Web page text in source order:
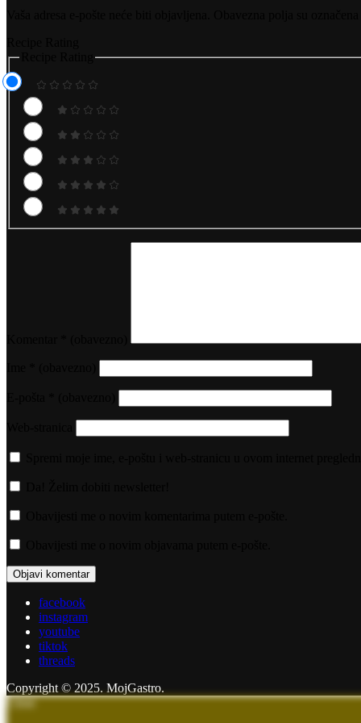
facebook
instagram
youtube
tiktok
threads
Copyright © 2025. MojGastro.
Close